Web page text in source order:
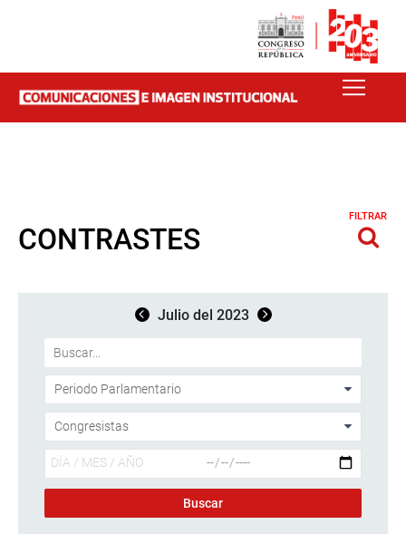
CONTRASTES
FILTRAR
Julio del 2023